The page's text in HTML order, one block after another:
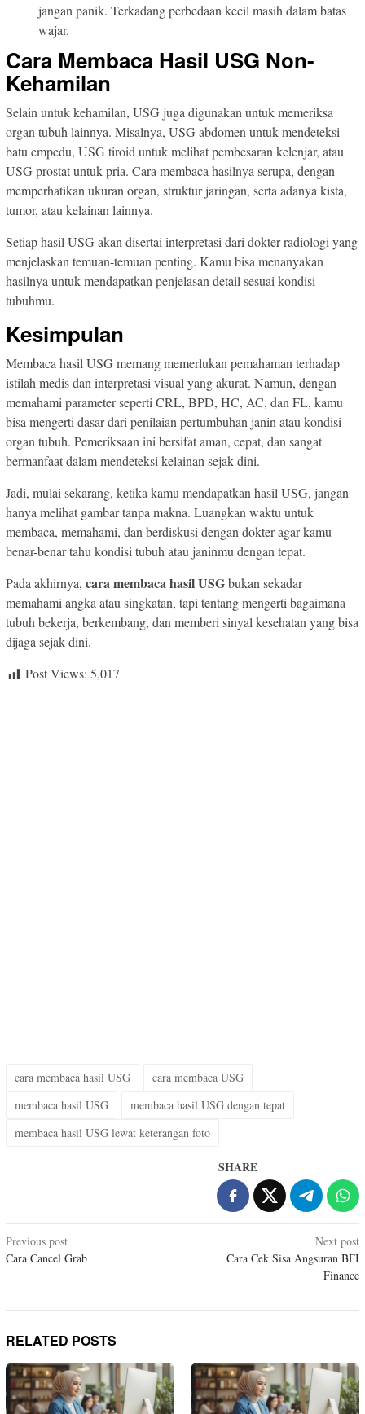
jangan panik. Terkadang perbedaan kecil masih dalam batas
wajar.
Cara Membaca Hasil USG Non-
Kehamilan
Selain untuk kehamilan, USG juga digunakan untuk memeriksa
organ tubuh lainnya. Misalnya, USG abdomen untuk mendeteksi
batu empedu, USG tiroid untuk melihat pembesaran kelenjar, atau
USG prostat untuk pria. Cara membaca hasilnya serupa, dengan
memperhatikan ukuran organ, struktur jaringan, serta adanya kista,
tumor, atau kelainan lainnya.
Setiap hasil USG akan disertai interpretasi dari dokter radiologi yang
menjelaskan temuan-temuan penting. Kamu bisa menanyakan
hasilnya untuk mendapatkan penjelasan detail sesuai kondisi
tubuhmu.
Kesimpulan
Membaca hasil USG memang memerlukan pemahaman terhadap
istilah medis dan interpretasi visual yang akurat. Namun, dengan
memahami parameter seperti CRL, BPD, HC, AC, dan FL, kamu
bisa mengerti dasar dari penilaian pertumbuhan janin atau kondisi
organ tubuh. Pemeriksaan ini bersifat aman, cepat, dan sangat
bermanfaat dalam mendeteksi kelainan sejak dini.
Jadi, mulai sekarang, ketika kamu mendapatkan hasil USG, jangan
hanya melihat gambar tanpa makna. Luangkan waktu untuk
membaca, memahami, dan berdiskusi dengan dokter agar kamu
benar-benar tahu kondisi tubuh atau janinmu dengan tepat.
Pada akhirnya, cara membaca hasil USGbukan sekadar
memahami angka atau singkatan, tapi tentang mengerti bagaimana
tubuh bekerja, berkembang, dan memberi sinyal kesehatan yang bisa
dijaga sejak dini.
Post Views: 5,017
cara membaca hasil USG
cara membaca USG
membaca hasil USG
membaca hasil USG dengan tepat
membaca hasil USG lewat keterangan foto
SHARE
Post
navigation
Previous post
Cara Cancel Grab
Next post
Cara Cek Sisa Angsuran BFI
Finance
RELATED POSTS